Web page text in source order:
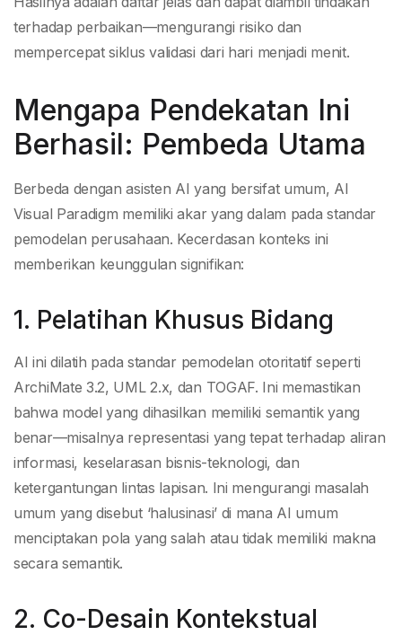
terhadap perbaikan—mengurangi risiko dan
mempercepat siklus validasi dari hari menjadi menit.
Mengapa Pendekatan Ini
Berhasil: Pembeda Utama
Berbeda dengan asisten AI yang bersifat umum, AI
Visual Paradigm memiliki akar yang dalam pada standar
pemodelan perusahaan. Kecerdasan konteks ini
memberikan keunggulan signifikan:
1. Pelatihan Khusus Bidang
AI ini dilatih pada standar pemodelan otoritatif seperti
ArchiMate 3.2, UML 2.x, dan TOGAF. Ini memastikan
bahwa model yang dihasilkan memiliki semantik yang
benar—misalnya representasi yang tepat terhadap aliran
informasi, keselarasan bisnis-teknologi, dan
ketergantungan lintas lapisan. Ini mengurangi masalah
umum yang disebut ‘halusinasi’ di mana AI umum
menciptakan pola yang salah atau tidak memiliki makna
secara semantik.
2. Co-Desain Kontekstual